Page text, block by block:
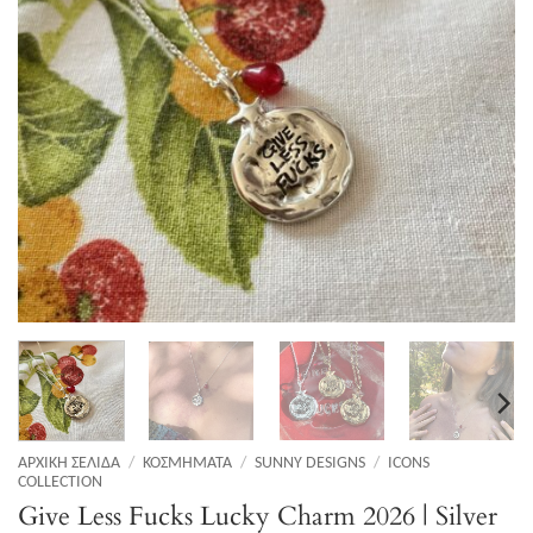
ΑΡΧΙΚΉ ΣΕΛΊΔΑ / ΚΟΣΜΉΜΑΤΑ / SUNNY DESIGNS / ICONS
COLLECTION
Give Less Fucks Lucky Charm 2026 | Silver